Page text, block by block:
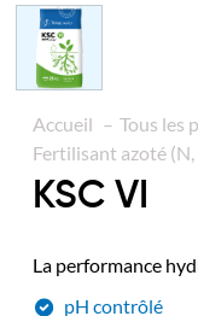
Accueil Tous les
Fertilisant azoté (N,
KSC VI
La performance
pH contrôlé